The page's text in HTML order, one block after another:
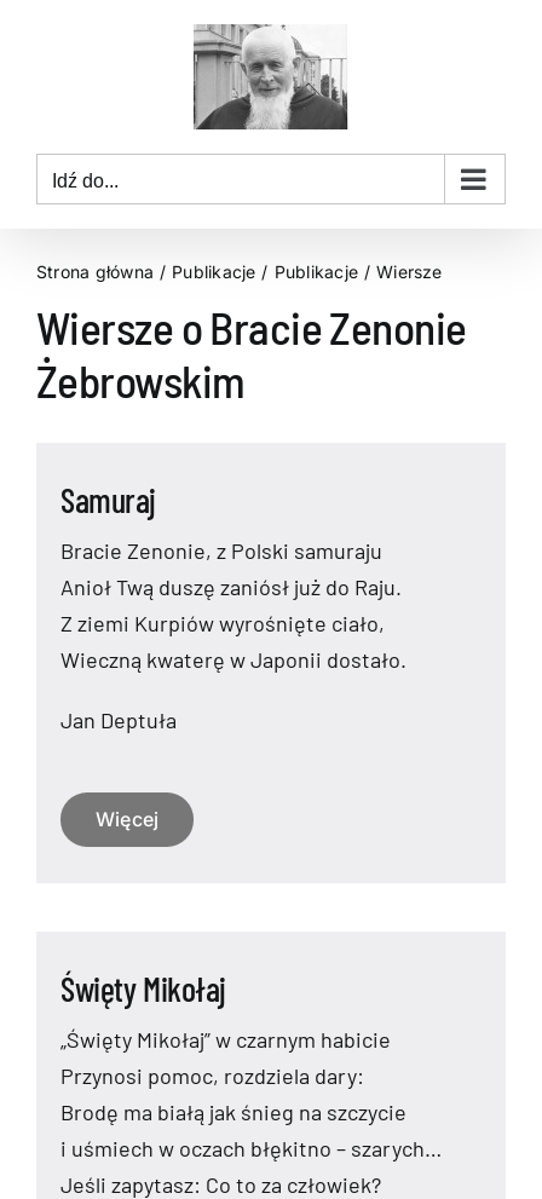
Idź do...
Strona główna Publikacje Publikacje Wiersze
Wiersze o Bracie Zenonie
Żebrowskim
Samuraj
Bracie Zenonie, z Polski samuraju
Anioł Twą duszę zaniósł już do Raju.
Z ziemi Kurpiów wyrośnięte ciało,
Wieczną kwaterę w Japonii dostało.
Jan Deptuła
Więcej
Święty Mikołaj
​„Święty Mikołaj” w czarnym habicie
Przynosi pomoc, rozdziela dary:
Brodę ma białą jak śnieg na szczycie
i uśmiech w oczach błękitno – szarych…
Jeśli zapytasz: Co to za człowiek?